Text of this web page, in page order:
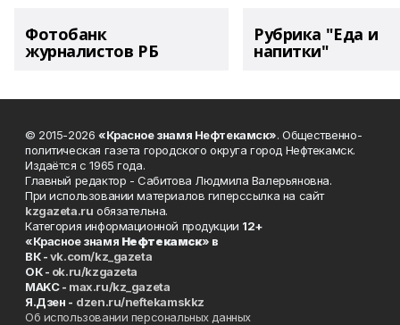
Фотобанк
журналистов РБ
Рубрика "Еда и
напитки"
© 2015-2026 «Красное знамя Нефтекамск». Общественно-
политическая газета городского округа город Нефтекамск.
Издаётся с 1965 года.
Главный редактор - Сабитова Людмила Валерьяновна.
При использовании материалов гиперссылка на сайт
kzgazeta.ru обязательна.
Категория информационной продукции 12+
«Красное знамя Нефтекамск» в
ВК -vk.com/kz_gazeta
ОК - ok.ru/kzgazeta
MAKC - max.ru/kz_gazeta
Я.Дзен - dzen.ru/neftekamskkz
Об использовании персональных данных